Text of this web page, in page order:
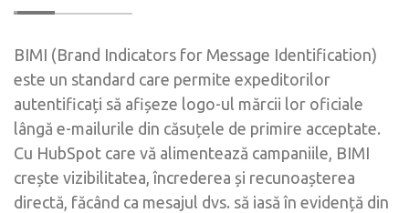
BIMI (Brand Indicators for Message Identification)
este un standard care permite expeditorilor
autentificați să afișeze logo-ul mărcii lor oficiale
lângă e-mailurile din căsuțele de primire acceptate.
Cu HubSpot care vă alimentează campaniile, BIMI
crește vizibilitatea, încrederea și recunoașterea
directă, făcând ca mesajul dvs. să iasă în evidență din